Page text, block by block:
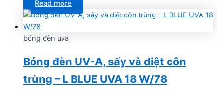
Read more
bóng đèn uva
Bóng đèn UV-A, sấy và diệt côn
trùng – L BLUE UVA 18 W/78